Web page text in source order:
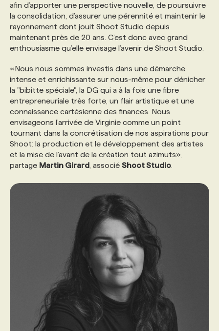
afin d’apporter une perspective nouvelle, de poursuivre
la consolidation, d’assurer une pérennité et maintenir le
rayonnement dont jouit Shoot Studio depuis
maintenant près de 20 ans. C’est donc avec grand
enthousiasme qu’elle envisage l’avenir de Shoot Studio.
«Nous nous sommes investis dans une démarche
intense et enrichissante sur nous-même pour dénicher
la "bibitte spéciale", la DG qui a à la fois une fibre
entrepreneuriale très forte, un flair artistique et une
connaissance cartésienne des finances. Nous
envisageons l’arrivée de Virginie comme un point
tournant dans la concrétisation de nos aspirations pour
Shoot: la production et le développement des artistes
et la mise de l’avant de la création tout azimuts»,
partage Martin Girard , associé Shoot Studio